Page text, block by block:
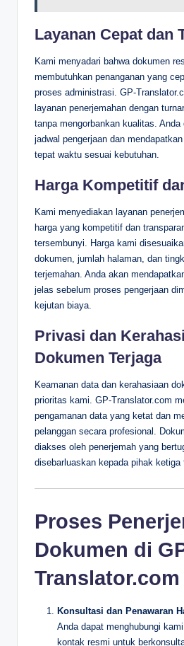
Layanan Cepat dan
Kami menyadari bahwa dokumen
membutuhkan penanganan yang
proses administrasi. GP-
layanan penerjemahan dengan
tanpa mengorbankan kualitas.
jadwal pengerjaan dan
tepat waktu sesuai kebutuhan.
Harga Kompetitif
Kami menyediakan layanan
harga yang kompetitif dan
tersembunyi. Harga kami
dokumen, jumlah halaman, dan
terjemahan. Anda akan
jelas sebelum proses pengerjaan
kejutan biaya.
Privasi dan
Dokumen Terjaga
Keamanan data dan kerahasiaan
prioritas kami. GP-Translator.com
pengamanan data yang ketat dan
pelanggan secara profesional.
diakses oleh penerjemah yang
disebarluaskan kepada pihak ketiga
Proses
Dokumen di
Translator.com
Konsultasi dan Penawaran
Anda dapat menghubungi
kontak resmi untuk